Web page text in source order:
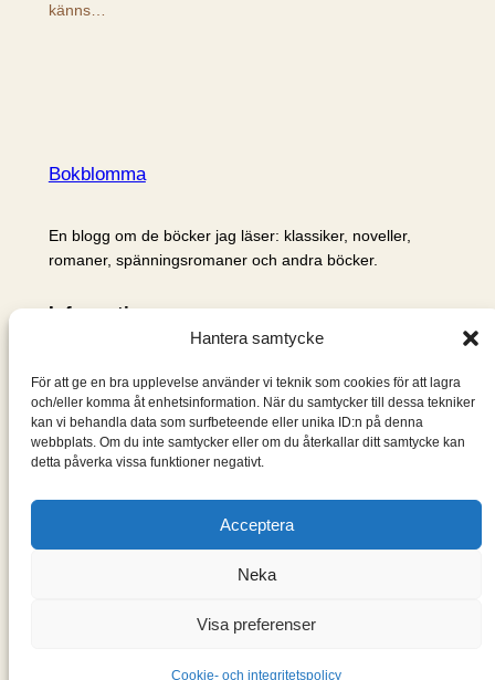
Hantera samtycke
För att ge en bra upplevelse använder vi teknik som cookies för att lagra
och/eller komma åt enhetsinformation. När du samtycker till dessa tekniker
kan vi behandla data som surfbeteende eller unika ID:n på denna
webbplats. Om du inte samtycker eller om du återkallar ditt samtycke kan
detta påverka vissa funktioner negativt.
Acceptera
Neka
Visa preferenser
Cookie- och integritetspolicy
känns…
Bokblomma
En blogg om de böcker jag läser: klassiker, noveller,
romaner, spänningsromaner och andra böcker.
Information
Om mig & om bloggen
S
ö
k
WordPress